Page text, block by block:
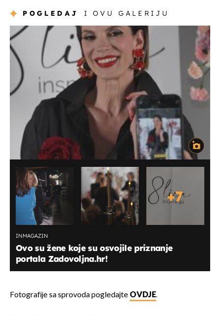
POGLEDAJ I OVU GALERIJU
+7
INMAGAZIN
Ovo su žene koje su osvojile priznanje
portala Zadovoljna.hr!
Fotografije sa sprovoda pogledajte OVDJE.